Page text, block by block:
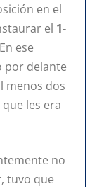
en el
el 1-
ese
por delante
menos dos
les era
no
tuvo que